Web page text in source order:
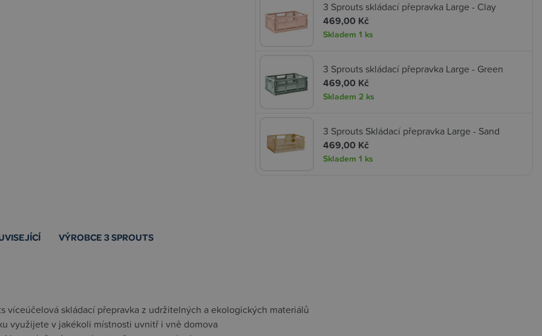
3 Sprouts skládací přepravka Large - Clay
469,00 Kč
Skladem 1 ks
3 Sprouts skládací přepravka Large - Green
469,00 Kč
Skladem 2 ks
3 Sprouts Skládací přepravka Large - Sand
469,00 Kč
Skladem 1 ks
VÝROBCE 3 SPROUTS
víceúčelová skládací přepravka z udržitelných a ekologických materiálů
využijete v jakékoli místnosti uvnitř i vně domova